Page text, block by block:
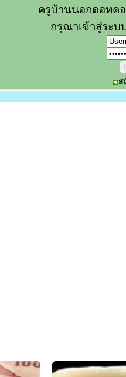
ครูบ้านนอกดอทค
กรุณาเข้าสู่ระบ
ส